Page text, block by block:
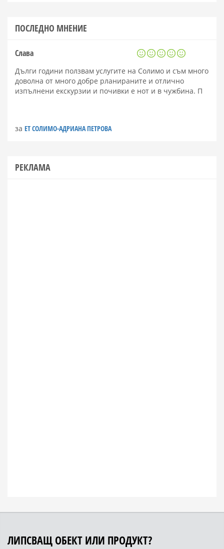
ПОСЛЕДНО МНЕНИЕ
Слава
Дълги години ползвам услугите на Солимо и съм много
доволна от много добре рланираните и отлично
изпълнени екскурзии и почивки е нот и в чужбина. П
за ЕТ СОЛИМО-АДРИАНА ПЕТРОВА
РЕКЛАМА
ЛИПСВАЩ ОБЕКТ ИЛИ ПРОДУКТ?